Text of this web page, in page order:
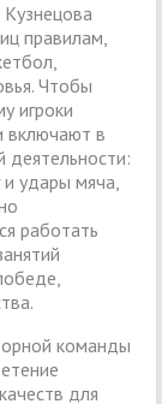
правилам,
Чтобы
игроки
включают в
деятельности:
и удары мяча,
работать
команды
для